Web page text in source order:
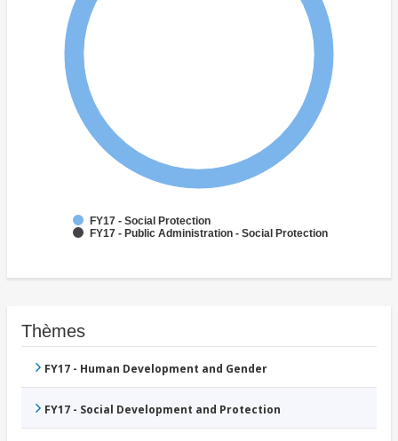
FY17 - Social Protection
FY17 - Public Administration - Social Protection
Thèmes
FY17 - Human Development and Gender
FY17 - Social Development and Protection